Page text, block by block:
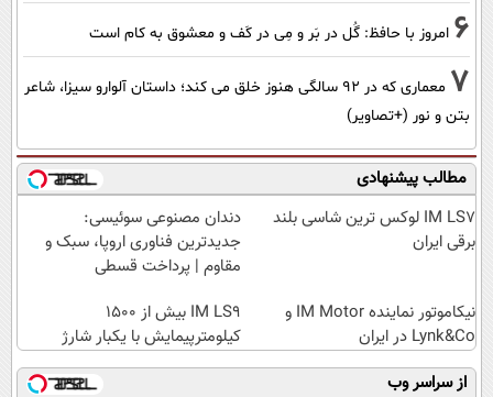
6 امروز با حافظ: گُل در بَر و مِی در کَف و معشوق به کام است
7
معماری که در 92 سالگی هنوز خلق می کند؛ داستان آلوارو سیزا، شاعر
بتن و نور (+تصاویر)
مطالب پیشنهادی
IM LS7 لوکس ترین شاسی بلند
برقی ایران
دندان مصنوعی سوئیسی:
جدیدترین فناوری اروپا، سبک و
مقاوم | پرداخت قسطی
نیکاموتور نماینده IM Motor و
Lynk&Co در ایران
IM LS9 بیش از 1500
کیلومترپیمایش با یکبار شارژ
از سراسر وب